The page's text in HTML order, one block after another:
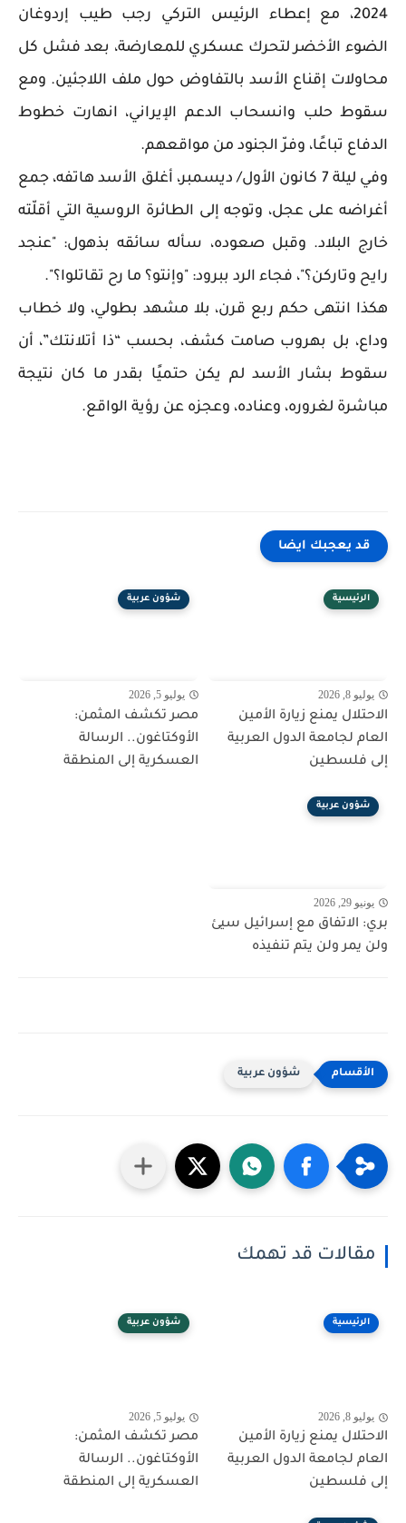
2024، مع إعطاء الرئيس التركي رجب طيب إردوغان
الضوء الأخضر لتحرك عسكري للمعارضة، بعد فشل كل
محاولات إقناع الأسد بالتفاوض حول ملف اللاجئين. ومع
سقوط حلب وانسحاب الدعم الإيراني، انهارت خطوط
الدفاع تباعًا، وفرّ الجنود من مواقعهم.
وفي ليلة 7 كانون الأول/ ديسمبر، أغلق الأسد هاتفه، جمع
أغراضه على عجل، وتوجه إلى الطائرة الروسية التي أقلّته
خارج البلاد. وقبل صعوده، سأله سائقه بذهول: "عنجد
رايح وتاركن؟"، فجاء الرد ببرود: "وإنتو؟ ما رح تقاتلوا؟".
هكذا انتهى حكم ربع قرن، بلا مشهد بطولي، ولا خطاب
وداع، بل بهروب صامت كشف، بحسب “ذا أتلانتك”، أن
سقوط بشار الأسد لم يكن حتميًا بقدر ما كان نتيجة
مباشرة لغروره، وعناده، وعجزه عن رؤية الواقع.
قد يعجبك ايضا
الرئيسية
يوليو 8, 2026
الاحتلال يمنع زيارة الأمين
العام لجامعة الدول العربية
إلى فلسطين
شؤون عربية
يوليو 5, 2026
مصر تكشف المثمن:
الأوكتاغون.. الرسالة
العسكرية إلى المنطقة
شؤون عربية
يونيو 29, 2026
بري: الاتفاق مع إسرائيل سيئ
ولن يمر ولن يتم تنفيذه
شؤون عربية
مقالات قد تهمك
الرئيسية
يوليو 8, 2026
الاحتلال يمنع زيارة الأمين
العام لجامعة الدول العربية
إلى فلسطين
شؤون عربية
يوليو 5, 2026
مصر تكشف المثمن:
الأوكتاغون.. الرسالة
العسكرية إلى المنطقة